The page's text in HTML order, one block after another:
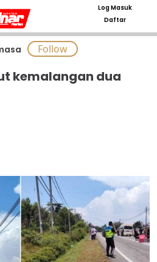
Log Masuk
Daftar
kemalangan dua